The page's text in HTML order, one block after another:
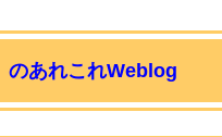
のあれこれWeblog